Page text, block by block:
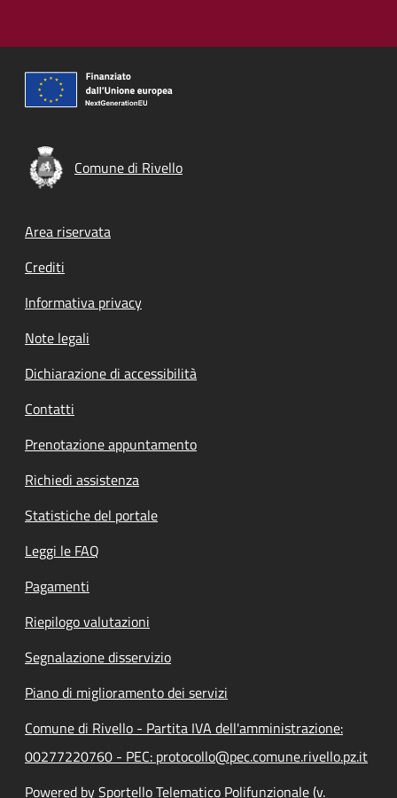
Comune di Rivello
Footer menu
Area riservata
Crediti
Informativa privacy
Note legali
Dichiarazione di accessibilità
Contatti
Prenotazione appuntamento
Richiedi assistenza
Statistiche del portale
Leggi le FAQ
Pagamenti
Riepilogo valutazioni
Segnalazione disservizio
Piano di miglioramento dei servizi
Comune di Rivello - Partita IVA dell'amministrazione:
00277220760 - PEC: protocollo@pec.comune.rivello.pz.it
Powered by Sportello Telematico Polifunzionale (v.